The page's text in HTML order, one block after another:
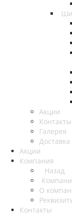
Акции
Контакты
Галерея
Доставка
Акции
Компания
Назад
О
Контакты